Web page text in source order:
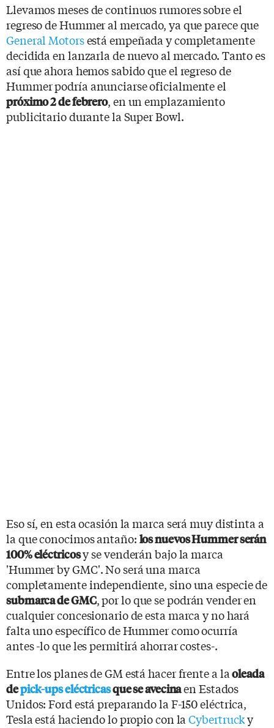
Llevamos meses de continuos rumores sobre el
regreso de Hummer al mercado, ya que parece que
General Motorsestá empeñada y completamente
decidida en lanzarla de nuevo al mercado. Tanto es
así que ahora hemos sabido que el regreso de
Hummer podría anunciarse oficialmente el
próximo 2 de febrero, en un emplazamiento
publicitario durante la Super Bowl.
Eso sí, en esta ocasión la marca será muy distinta a
la que conocimos antaño: los nuevos Hummer serán
100% eléctricosy se venderán bajo la marca
'Hummer by GMC'. No será una marca
completamente independiente, sino una especie de
submarca de GMC, por lo que se podrán vender en
cualquier concesionario de esta marca y no hará
falta uno específico de Hummer como ocurría
antes -lo que les permitirá ahorrar costes-.
Entre los planes de GM está hacer frente a laoleada
depick-ups eléctricasque se avecinaen Estados
Unidos: Ford está preparando la F-150 eléctrica,
Tesla está haciendo lo propio con laCybertrucky